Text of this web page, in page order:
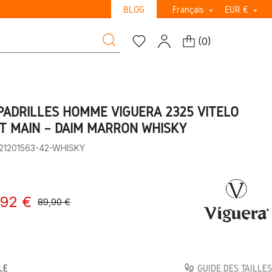
BLOG Français  EUR € 
(0)
HOMME VIGUERA 2325 VITELO
MAIN – DAIM MARRON WHISKY
42-WHISKY
€ 89,90 €
GUIDE DES TAILLES